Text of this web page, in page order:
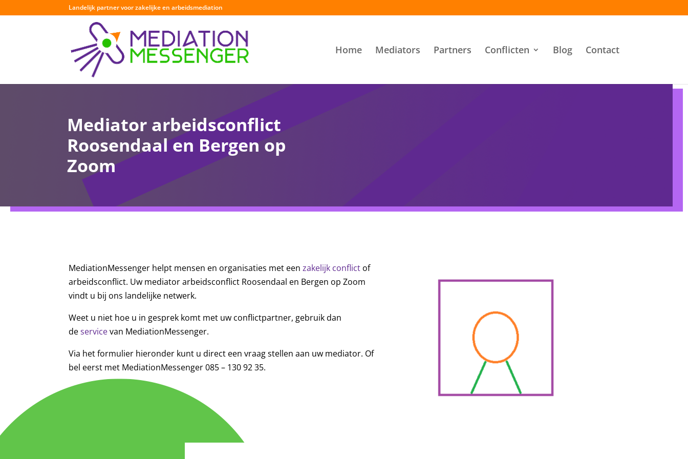
Landelijk partner voor zakelijke en arbeidsmediation
Home Mediators Partners Conflicten Blog Contact
Mediator arbeidsconflict
Roosendaal en Bergen op
Zoom
MediationMessenger helpt mensen en organisaties met eenzakelijk conflict of
arbeidsconflict. Uw mediator arbeidsconflict Roosendaal en Bergen op Zoom
vindt u bij ons landelijke netwerk.
Weet u niet hoe u in gesprek komt met uw conflictpartner, gebruik dan
deservicevan MediationMessenger.
Via het formulier hieronder kunt u direct een vraag stellen aan uw mediator. Of
bel eerst met MediationMessenger 085 – 130 92 35.